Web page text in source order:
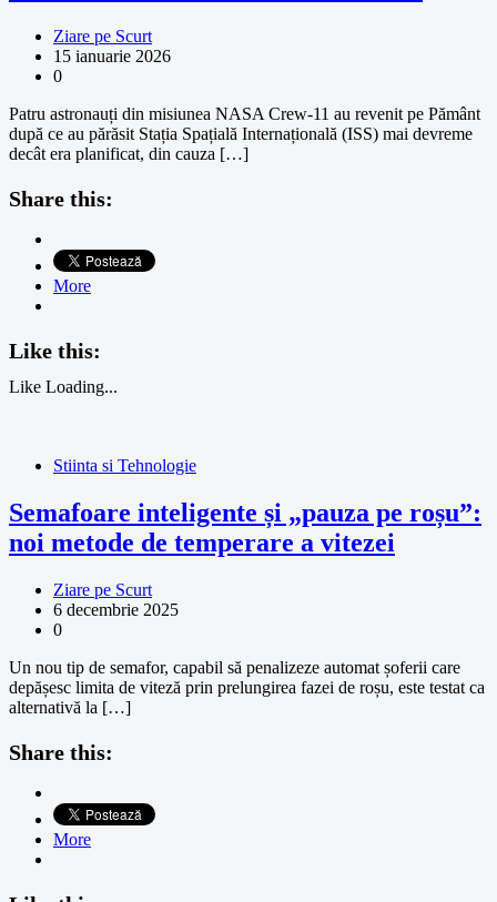
Ziare pe Scurt
15 ianuarie 2026
0
Patru astronauți din misiunea NASA Crew-11 au revenit pe Pământ
după ce au părăsit Stația Spațială Internațională (ISS) mai devreme
decât era planificat, din cauza […]
Share this:
More
Like this:
Like Loading...
Stiinta si Tehnologie
Semafoare inteligente și „pauza pe roșu”:
noi metode de temperare a vitezei
Ziare pe Scurt
6 decembrie 2025
0
Un nou tip de semafor, capabil să penalizeze automat șoferii care
depășesc limita de viteză prin prelungirea fazei de roșu, este testat ca
alternativă la […]
Share this:
More